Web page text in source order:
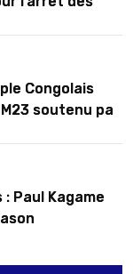
Congolais
soutenu par
Paul Kagame